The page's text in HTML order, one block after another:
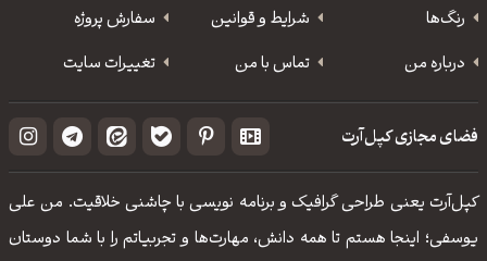
رنگ‌ها
شرایط و قوانین
سفارش پروژه
درباره من
تماس با من تغییرات سایت
فضای مجازی کپل‌آرت
کپل‌آرت یعنی طراحی گرافیک و برنامه نویسی با چاشنی خلاقیت. من علی
یوسفی؛ اینجا هستم تا همه دانش، مهارت‌‌ها و تجربیاتم را با شما دوستان